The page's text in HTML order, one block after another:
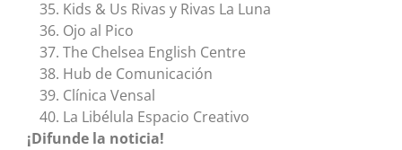
Kids & Us Rivas y Rivas La Luna
Ojo al Pico
The Chelsea English Centre
Hub de Comunicación
Clínica Vensal
La Libélula Espacio Creativo
¡Difunde la noticia!